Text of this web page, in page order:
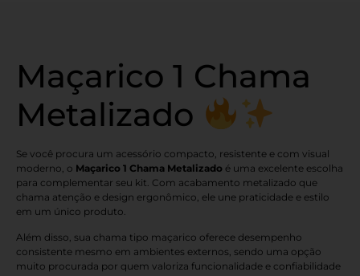
Maçarico 1 Chama
Metalizado
Se você procura um acessório compacto, resistente e com visual
moderno, o Maçarico 1 Chama Metalizado é uma excelente escolha
para complementar seu kit. Com acabamento metalizado que
chama atenção e design ergonômico, ele une praticidade e estilo
em um único produto.
Além disso, sua chama tipo maçarico oferece desempenho
consistente mesmo em ambientes externos, sendo uma opção
muito procurada por quem valoriza funcionalidade e confiabilidade